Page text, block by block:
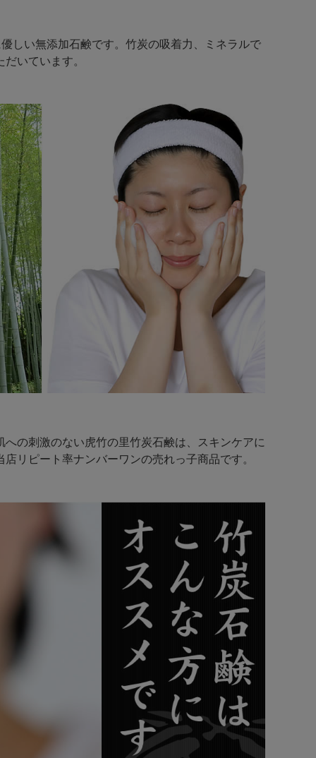
しい無添加石鹸です。竹炭の吸着力、ミネラルで
いています。
の刺激のない虎竹の里竹炭石鹸は、スキンケアに
リピート率ナンバーワンの売れっ子商品です。